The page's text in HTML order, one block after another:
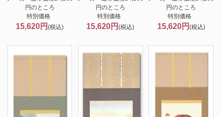
円のところ
特別価格
15,620円(税込)
円のところ
特別価格
15,620円(税込)
円のところ
特別価格
15,620円 (税込)